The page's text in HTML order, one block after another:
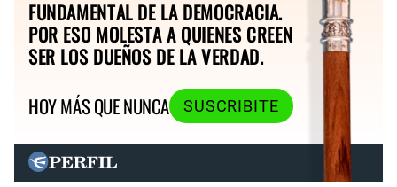
FUNDAMENTAL DE LA DEMOCRACIA.
POR ESO MOLESTA A QUIENES CREEN
SER LOS DUEÑOS DE LA VERDAD.
HOY MÁS QUE NUNCA
SUSCRIBITE